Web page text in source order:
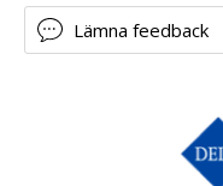
Lämna feedback